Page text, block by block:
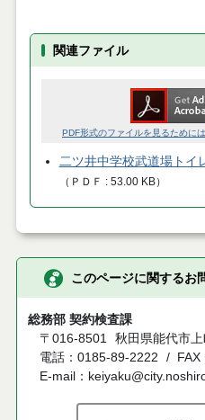
関連ファイル
PDF形式のファイルを見るために
二ツ井中学校武道場ト
（ ＰＤＦ 53.00 KB）
このページに関するお
総務部 契約検査課
〒016-8501 秋田県能代市
電話：0185-89-2222
E-mail：